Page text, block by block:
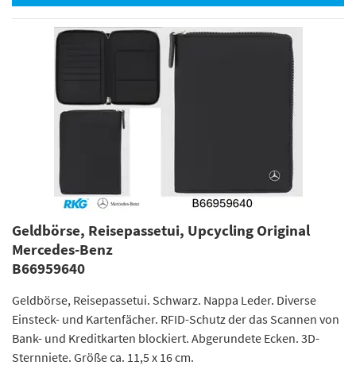
Geldbörse, Reisepassetui, Upcycling Original
Mercedes-Benz
B66959640
Geldbörse, Reisepassetui. Schwarz. Nappa Leder. Diverse
Einsteck- und Kartenfächer. RFID-Schutz der das Scannen von
Bank- und Kreditkarten blockiert. Abgerundete Ecken. 3D-
Sternniete. Größe ca. 11,5 x 16 cm.